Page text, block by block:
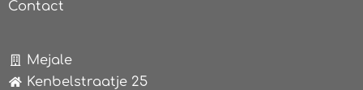
Contact
Mejale
Kenbelstraatje 25